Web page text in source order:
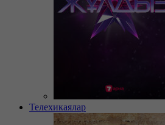
Телехикаялар